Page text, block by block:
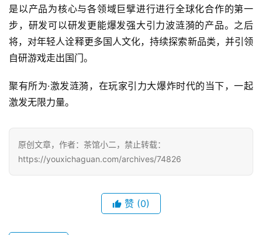
是以产品为核心与各领域巨擘进行进行全球化合作的第一
步，研发可以研发更能爆发强大引力波涟漪的产品。之后
将，对年轻人诠释更多国人文化，持续探索新品类，并引领
自研游戏走出国门。
聚有所为·激发涟漪，在玩家引力大爆炸时代的当下，一起
激发无限力量。
原创文章，作者：茶馆小二，禁止转载：
https://youxichaguan.com/archives/74826
赞 (0)